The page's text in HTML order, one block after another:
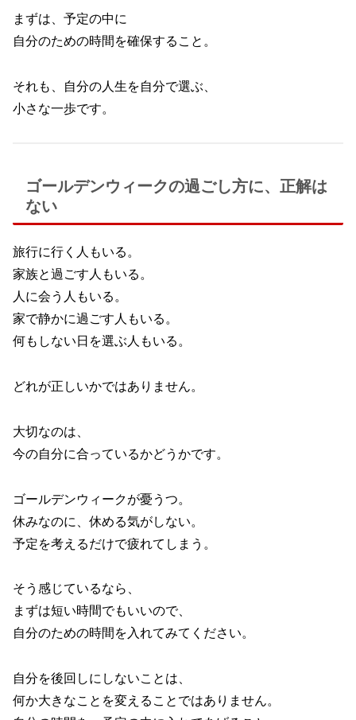
まずは、予定の中に
自分のための時間を確保すること。
それも、自分の人生を自分で選ぶ、
小さな一歩です。
ゴールデンウィークの過ごし方に、正解は
ない
旅行に行く人もいる。
家族と過ごす人もいる。
人に会う人もいる。
家で静かに過ごす人もいる。
何もしない日を選ぶ人もいる。
どれが正しいかではありません。
大切なのは、
今の自分に合っているかどうかです。
ゴールデンウィークが憂うつ。
休みなのに、休める気がしない。
予定を考えるだけで疲れてしまう。
そう感じているなら、
まずは短い時間でもいいので、
自分のための時間を入れてみてください。
自分を後回しにしないことは、
何か大きなことを変えることではありません。